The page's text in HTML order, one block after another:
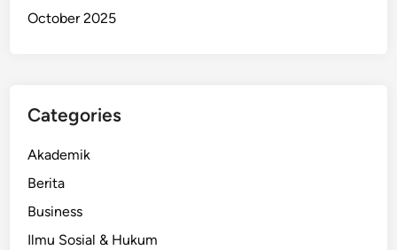
October 2025
Categories
Akademik
Berita
Business
Ilmu Sosial & Hukum